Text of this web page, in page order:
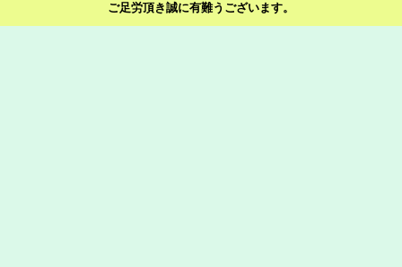
ご足労頂き誠に有難うございます。